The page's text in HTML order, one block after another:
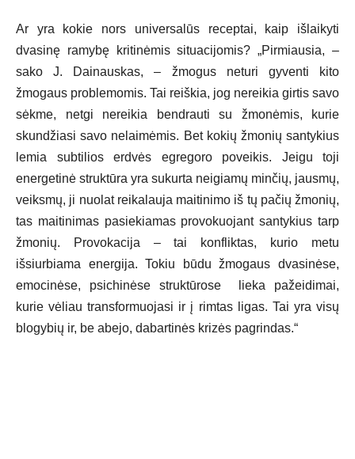
Ar yra kokie nors universalūs receptai, kaip išlaikyti
dvasinę ramybę kritinėmis situacijomis? „Pirmiausia, –
sako J. Dainauskas, – žmogus neturi gyventi kito
žmogaus problemomis. Tai reiškia, jog nereikia girtis savo
sėkme, netgi nereikia bendrauti su žmonėmis, kurie
skundžiasi savo nelaimėmis. Bet kokių žmonių santykius
lemia subtilios erdvės egregoro poveikis. Jeigu toji
energetinė struktūra yra sukurta neigiamų minčių, jausmų,
veiksmų, ji nuolat reikalauja maitinimo iš tų pačių žmonių,
tas maitinimas pasiekiamas provokuojant santykius tarp
žmonių. Provokacija – tai konfliktas, kurio metu
išsiurbiama energija. Tokiu būdu žmogaus dvasinėse,
emocinėse, psichinėse struktūrose lieka pažeidimai,
kurie vėliau transformuojasi ir į rimtas ligas. Tai yra visų
blogybių ir, be abejo, dabartinės krizės pagrindas.“